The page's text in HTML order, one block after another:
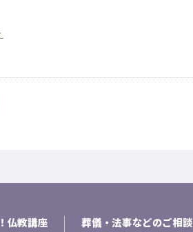
仏教講座 葬儀・法事などのご相談